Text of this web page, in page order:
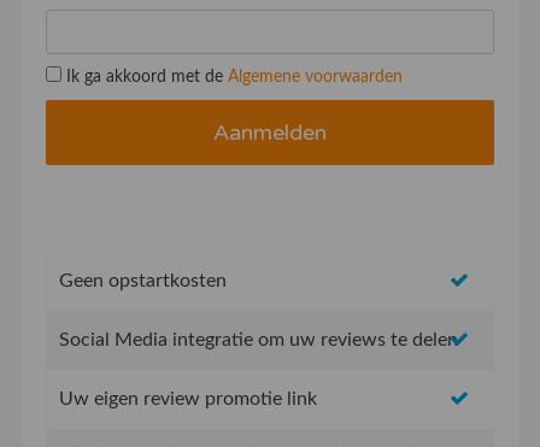
Ik ga akkoord met de Algemene voorwaarden
Geen opstartkosten
Social Media integratie om uw reviews te delen
Uw eigen review promotie link